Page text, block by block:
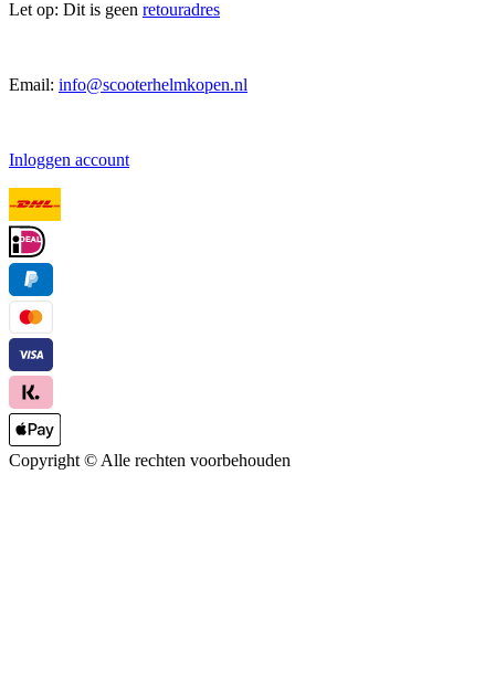
Let op: Dit is geen retouradres
Email: info@scooterhelmkopen.nl
Inloggen account
Copyright © Alle rechten voorbehouden